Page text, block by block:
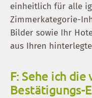
einheitlich für alle
Zimmerkategorie-
Bilder sowie Ihr
aus Ihren
F: Sehe ich
Bestätigungs-